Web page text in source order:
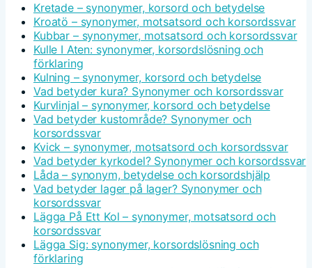
Kretade – synonymer, korsord och betydelse
Kroatö – synonymer, motsatsord och korsordssvar
Kubbar – synonymer, motsatsord och korsordssvar
Kulle I Aten: synonymer, korsordslösning och
förklaring
Kulning – synonymer, korsord och betydelse
Vad betyder kura? Synonymer och korsordssvar
Kurvlinjal – synonymer, korsord och betydelse
Vad betyder kustområde? Synonymer och
korsordssvar
Kvick – synonymer, motsatsord och korsordssvar
Vad betyder kyrkodel? Synonymer och korsordssvar
Låda – synonym, betydelse och korsordshjälp
Vad betyder lager på lager? Synonymer och
korsordssvar
Lägga På Ett Kol – synonymer, motsatsord och
korsordssvar
Lägga Sig: synonymer, korsordslösning och
förklaring